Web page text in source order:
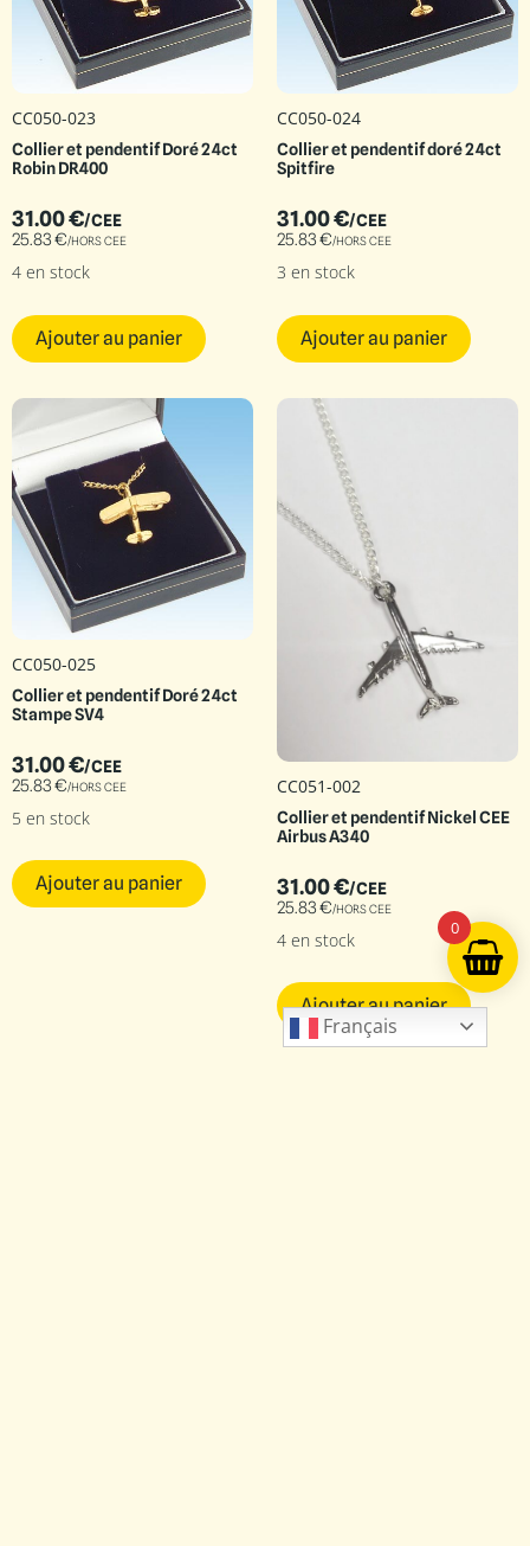
CC050-023
Collier et pendentif Doré 24ct
Robin DR400
31.00€/CEE
25.83€/HORS CEE
4 en stock
Ajouter au panier
CC050-024
Collier et pendentif doré 24ct
Spitfire
31.00€/CEE
25.83€/HORS CEE
3 en stock
Ajouter au panier
CC050-025
Collier et pendentif Doré 24ct
Stampe SV4
31.00€/CEE
25.83€/HORS CEE
5 en stock
Ajouter au panier
CC051-002
Collier et pendentif Nickel CEE
Airbus A340
31.00€/CEE
25.83€/HORS CEE
4 en stock
Ajouter au panier
Français
0